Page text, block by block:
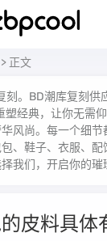
> 正文
刻。BD潮库复刻供
塑经典，让你无需
风尚。每一个细节
、鞋子、衣服、
我们，开启你的璀
皮料具体